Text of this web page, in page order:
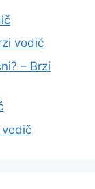
vodič
– Brzi
vodič